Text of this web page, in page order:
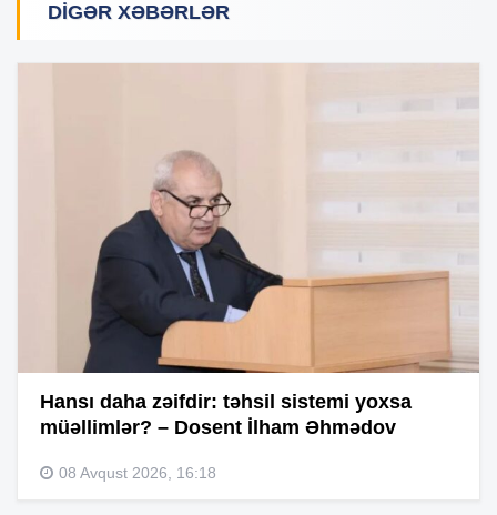
DIGƏR XƏBƏRLƏR
Hansı daha zəifdir: təhsil sistemi yoxsa
müəllimlər? – Dosent İlham Əhmədov
08 Avqust 2026, 16:18